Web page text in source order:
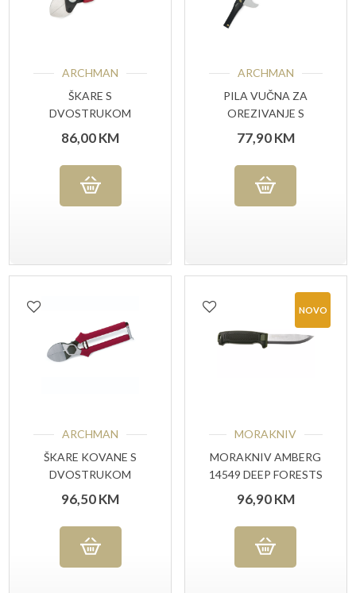
ARCHMAN
ŠKARE S
DVOSTRUKOM
OŠTRICOM ART.19
86,00KM
ARCHMAN
PILA VUČNA ZA
OREZIVANJE S
ZAKRIVLJENOM
OŠTRICOM
77,90KM
ARCHMAN
ŠKARE KOVANE S
DVOSTRUKOM
OŠTRICOM ART.17
96,50KM
NOVO
MORAKNIV
MORAKNIV AMBERG
14549 DEEP FORESTS
, NOŽ ZA VANJSKU
UPOTREBU
96,90KM